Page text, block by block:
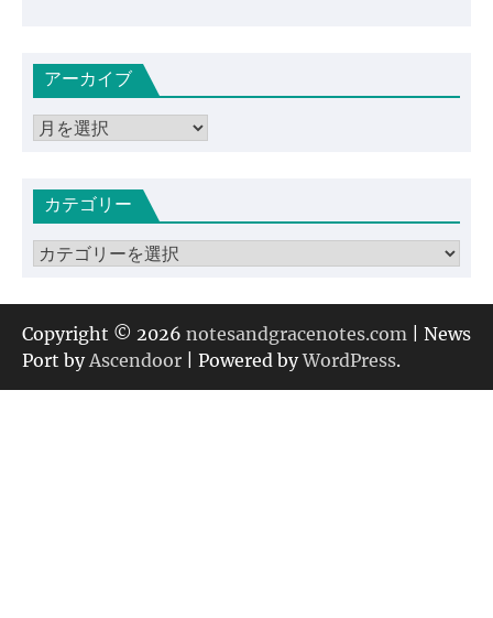
アーカイブ
ア
イカテゴリー
カ
ゴ
リ
ー
Copyright © 2026 notesandgracenotes.com | News
Port by Ascendoor | Powered byWordPress.